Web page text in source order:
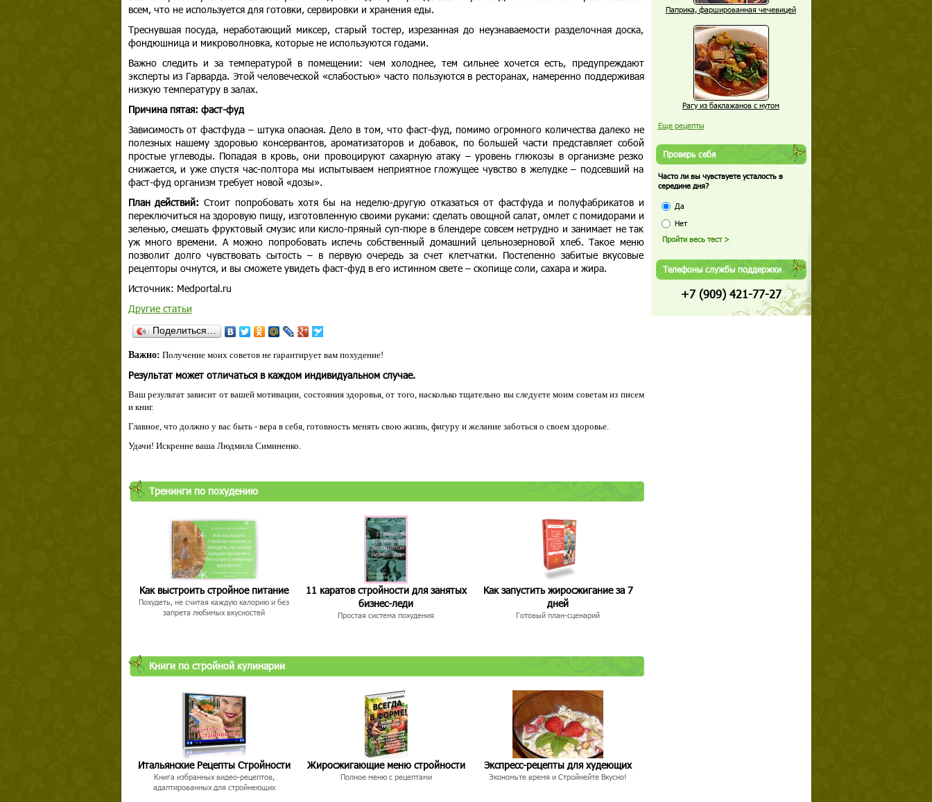
всем, что не используется для готовки, сервировки и хранения еды.
Треснувшая посуда, неработающий миксер, старый тостер, изрезанная до неузнаваемости разделочная доска,
фондюшница и микроволновка, которые не используются годами.
Важно следить и за температурой в помещении: чем холоднее, тем сильнее хочется есть, предупреждают
эксперты из Гарварда. Этой человеческой «слабостью» часто пользуются в ресторанах, намеренно поддерживая
низкую температуру в залах.
Причина пятая: фаст-фуд
Зависимость от фастфуда – штука опасная. Дело в том, что фаст-фуд, помимо огромного количества далеко не
полезных нашему здоровью консервантов, ароматизаторов и добавок, по большей части представляет собой
простые углеводы. Попадая в кровь, они провоцируют сахарную атаку – уровень глюкозы в организме резко
снижается, и уже спустя час-полтора мы испытываем неприятное гложущее чувство в желудке – подсевший на
фаст-фуд организм требует новой «дозы».
План действий: Стоит попробовать хотя бы на неделю-другую отказаться от фастфуда и полуфабрикатов и
переключиться на здоровую пищу, изготовленную своими руками: сделать овощной салат, омлет с помидорами и
зеленью, смешать фруктовый смузис или кисло-пряный суп-пюре в блендере совсем нетрудно и занимает не так
уж много времени. А можно попробовать испечь собственный домашний цельнозерновой хлеб. Такое меню
позволит долго чувствовать сытость – в первую очередь за счет клетчатки. Постепенно забитые вкусовые
рецепторы очнутся, и вы сможете увидеть фаст-фуд в его истинном свете – скопище соли, сахара и жира.
Источник: Мedportal.ru
Другие статьи
Поделиться…
Важно: Получение моих советов не гарантирует вам похудение!
Результат может отличаться в каждом индивидуальном случае.
Ваш результат зависит от вашей мотивации, состояния здоровья, от того, насколько тщательно вы следуете моим советам из писем
и книг.
Главное, что должно у вас быть - вера в себя, готовность менять свою жизнь, фигуру и желание заботься о своем здоровье.
Удачи! Искренне ваша Людмила Симиненко.
Тренинги по похудению
Как выстроить стройное питание
Похудеть, не считая каждую калорию и без
запрета любимых вкусностей
11 каратов стройности для занятых
бизнес-леди
Простая система похудения
Как запустить жиросжигание за 7
дней
Готовый план-сценарий
Книги по стройной кулинарии
Итальянские Рецепты Стройности
Книга избранных видео-рецептов,
адаптированных для стройнеющих
Жиросжигающие меню стройности
Полное меню с рецептами
Экспресс-рецепты для худеющих
Экономьте время и Стройнейте Вкусно!
Паприка, фаршированная чечевицей
Рагу из баклажанов с нутом
Еще рецепты
Проверь себя
Часто ли вы чувствуете усталость в
середине дня?
Да
Нет
Телефоны службы поддержки
+7 (909) 421-77-27